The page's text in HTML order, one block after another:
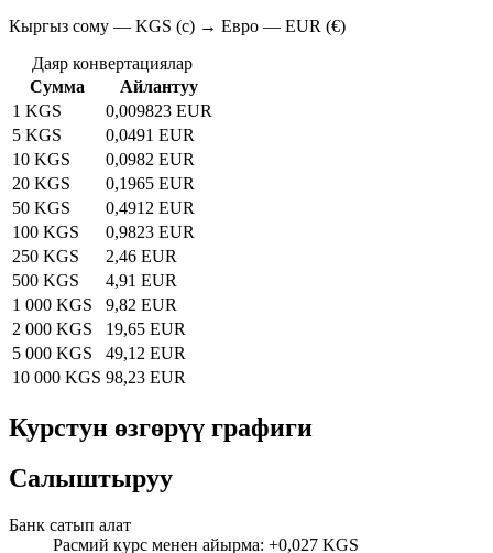
Кыргыз сому — KGS (с) → Евро — EUR (€)
Даяр конвертациялар
Сумма
Айлантуу
1 KGS
0,009823 EUR
5 KGS
0,0491 EUR
10 KGS
0,0982 EUR
20 KGS
0,1965 EUR
50 KGS
0,4912 EUR
100 KGS
0,9823 EUR
250 KGS
2,46 EUR
500 KGS
4,91 EUR
1 000 KGS
9,82 EUR
2 000 KGS
19,65 EUR
5 000 KGS
49,12 EUR
10 000 KGS 98,23 EUR
Курстун өзгөрүү графиги
Салыштыруу
Банк сатып алат
Расмий курс менен айырма: +0,027 KGS